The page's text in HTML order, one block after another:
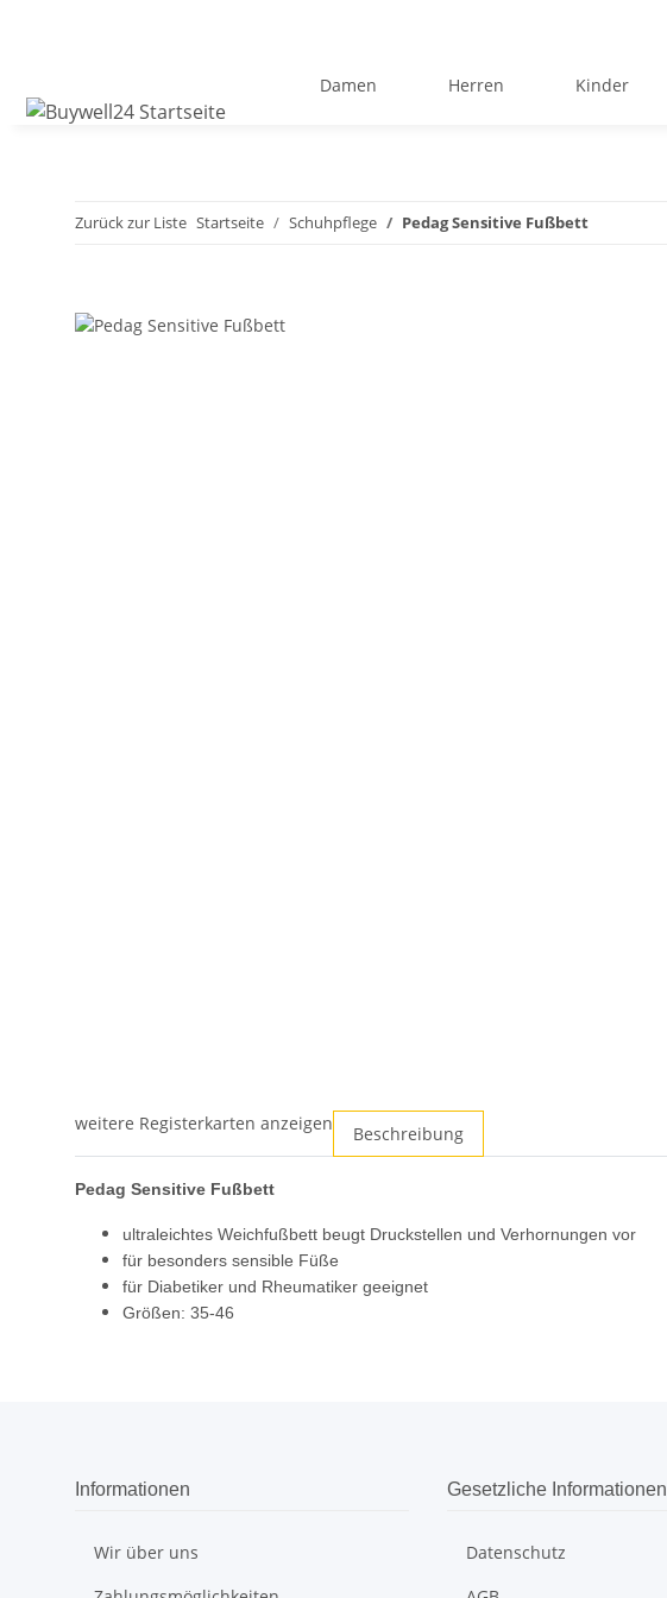
Damen Herren Kinder
Zurück zur Liste Startseite Schuhpflege Pedag Sensitive Fußbett
weitere Registerkarten anzeigen Beschreibung
Pedag Sensitive Fußbett
ultraleichtes Weichfußbett beugt Druckstellen und Verhornungen vor
für besonders sensible Füße
für Diabetiker und Rheumatiker geeignet
Größen: 35-46
Informationen
Wir über uns
Gesetzliche Informationen
Datenschutz